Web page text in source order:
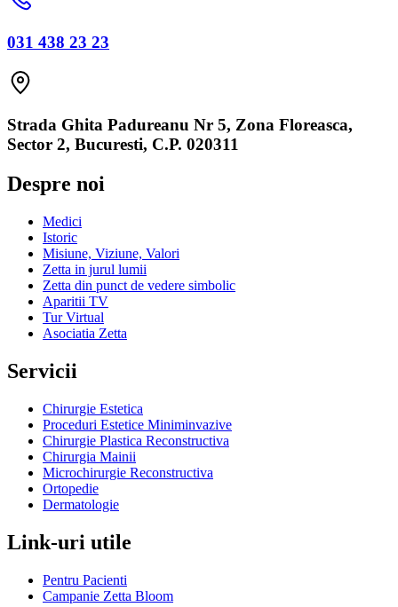
031 438 23 23
Strada Ghita Padureanu Nr 5, Zona Floreasca,
Sector 2, Bucuresti, C.P. 020311
Despre noi
Medici
Istoric
Misiune, Viziune, Valori
Zetta in jurul lumii
Zetta din punct de vedere simbolic
Aparitii TV
Tur Virtual
Asociatia Zetta
Servicii
Chirurgie Estetica
Proceduri Estetice Miniminvazive
Chirurgie Plastica Reconstructiva
Chirurgia Mainii
Microchirurgie Reconstructiva
Ortopedie
Dermatologie
Link-uri utile
Pentru Pacienti
Campanie Zetta Bloom